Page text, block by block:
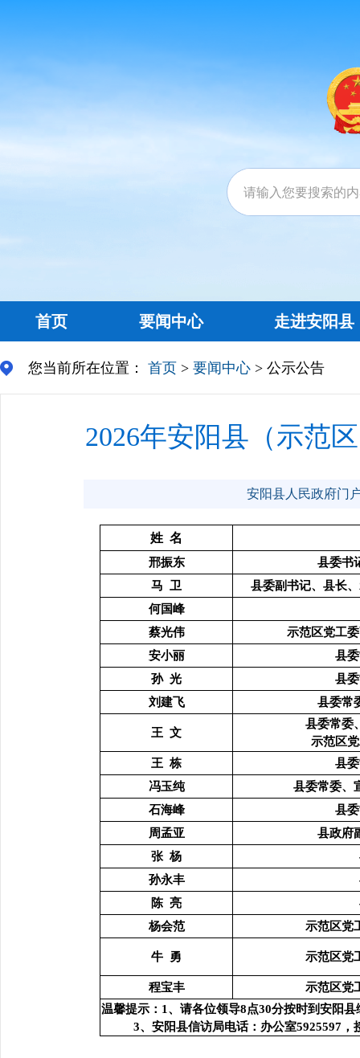
首页 要闻中心 走进安阳县
您当前所在位置： 首页 > 要闻中心 > 公示公告
2026年安阳县（示范
安阳县人民政府门
姓 名
邢振东
县委书
马 卫
县委副书记、县长
何国峰
蔡光伟
示范区党工
安小丽
县
孙 光
县
刘建飞
县委常
王 文
县委常委
示范区
王 栋
县
冯玉纯
县委常委、
石海峰
县
周孟亚
县政府
张 杨
孙永丰
陈 亮
杨会范
示范区党
牛 勇 示范区党
程宝丰
示范区党
温馨提示：1、请各位领导8点30分按时到安阳
3、安阳县信访局电话：办公室5925597，